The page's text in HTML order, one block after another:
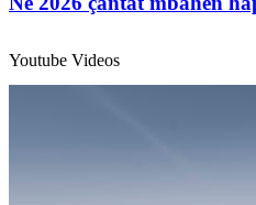
Youtube Videos